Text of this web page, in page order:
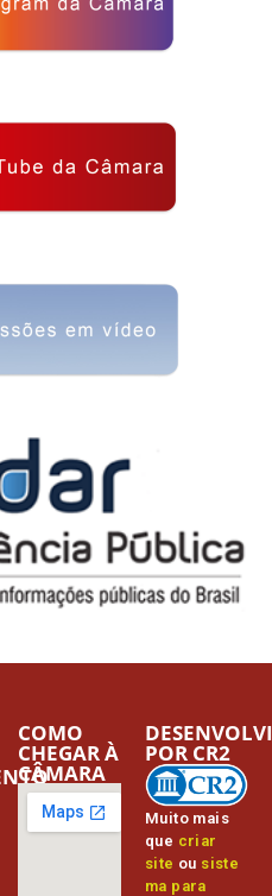
COMO
CHEGAR À
CÂMARA
Muito mais
que criar
site ou siste
ma para
POR CR2